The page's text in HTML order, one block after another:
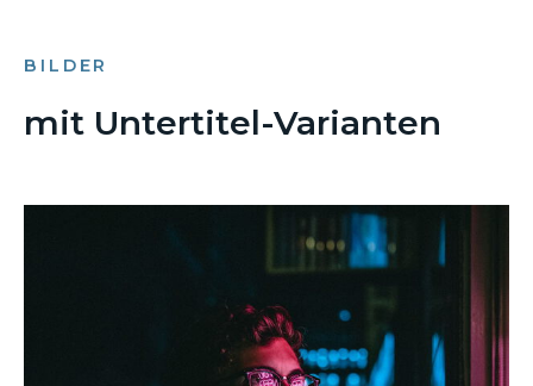
BILDER
mit Untertitel-Varianten